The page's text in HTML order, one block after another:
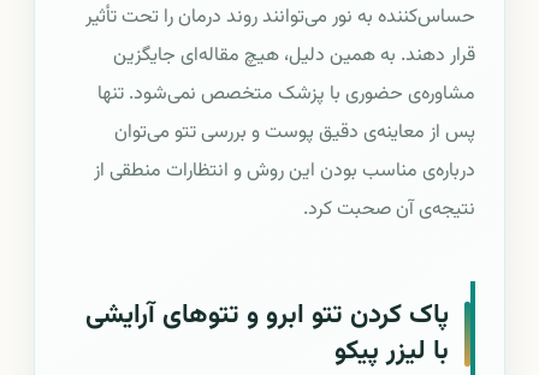
حساس‌کننده به نور می‌توانند روند درمان را تحت تأثیر
قرار دهند. به همین دلیل، هیچ مقاله‌ای جایگزین
مشاوره‌ی حضوری با پزشک متخصص نمی‌شود. تنها
پس از معاینه‌ی دقیق پوست و بررسی تتو می‌توان
درباره‌ی مناسب بودن این روش و انتظارات منطقی از
نتیجه‌ی آن صحبت کرد.
پاک کردن تتو ابرو و تتوهای آرایشی
با لیزر پیکو